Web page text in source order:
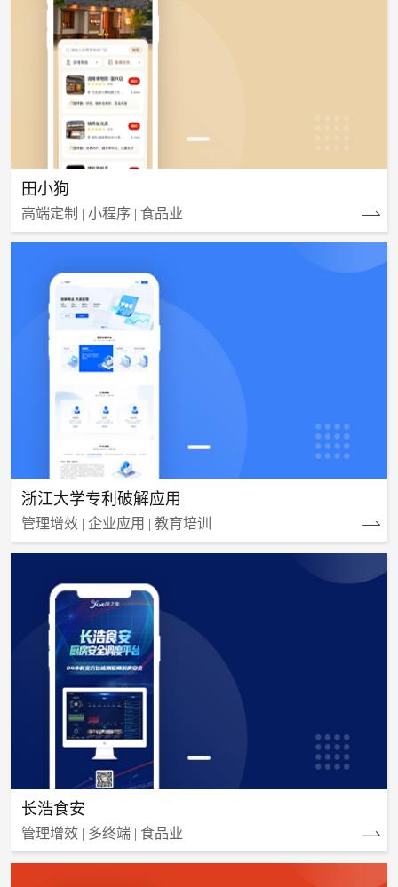
田小狗
高端定制 | 小程序 | 食品业
浙江大学专利破解应用
管理增效 | 企业应用 | 教育培训
长浩食安
管理增效 | 多终端 | 食品业